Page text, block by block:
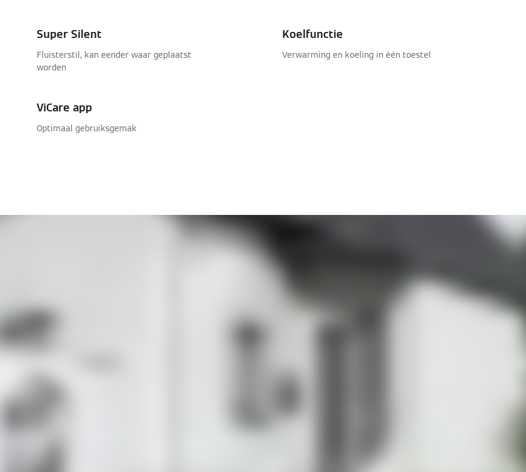
Super Silent
Fluisterstil, kan eender waar geplaatst
worden
Koelfunctie
Verwarming en koeling in één toestel
ViCare app
Optimaal gebruiksgemak